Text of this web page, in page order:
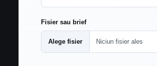
Fisier sau brief
Alege fisier Niciun fisier ales